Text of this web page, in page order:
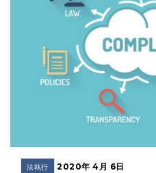
法執行 2020年 4月 6日